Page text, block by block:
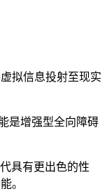
拟信息投射至现实
是增强型全向障碍
具有更出色的性
。